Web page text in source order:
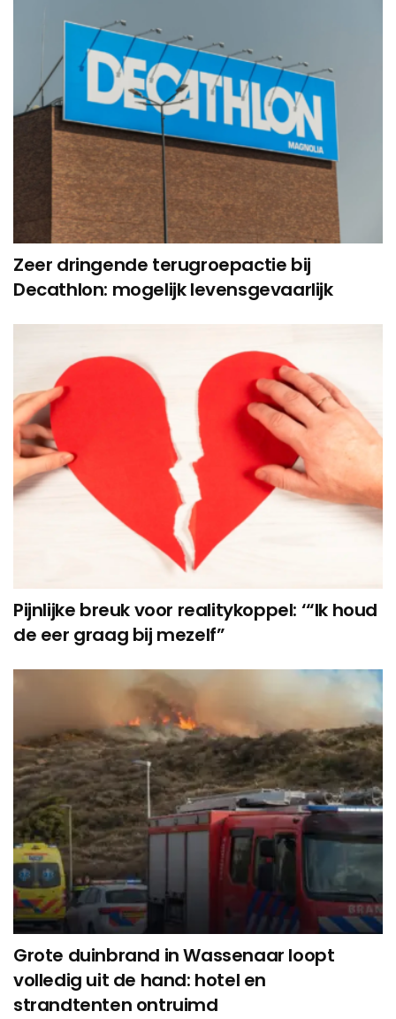
Zeer dringende terugroepactie bij
Decathlon: mogelijk levensgevaarlijk
Pijnlijke breuk voor realitykoppel: ‘“Ik houd
de eer graag bij mezelf”
Grote duinbrand in Wassenaar loopt
volledig uit de hand: hotel en
strandtenten ontruimd